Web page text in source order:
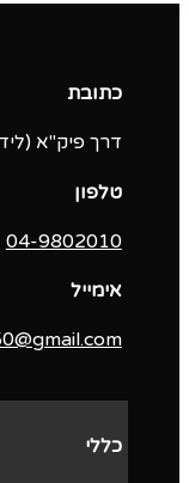
כללי
כתובת
דרך פיק"א
טלפון
04-9802010‬
אימייל